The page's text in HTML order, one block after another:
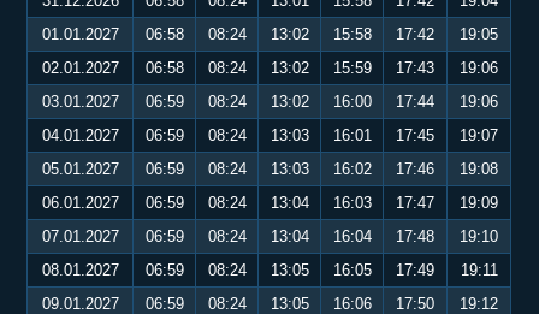
01.01.2027
06:58 08:24 13:02 15:58 17:42
19:05
02.01.2027
06:58 08:24 13:02 15:59 17:43
19:06
03.01.2027
06:59 08:24 13:02 16:00 17:44
19:06
04.01.2027
06:59 08:24 13:03 16:01 17:45
19:07
05.01.2027
06:59 08:24 13:03 16:02 17:46
19:08
06.01.2027
06:59 08:24 13:04 16:03 17:47
19:09
07.01.2027
06:59 08:24 13:04 16:04 17:48
19:10
08.01.2027
06:59 08:24 13:05 16:05 17:49
19:11
09.01.2027
06:59 08:24 13:05 16:06 17:50
19:12